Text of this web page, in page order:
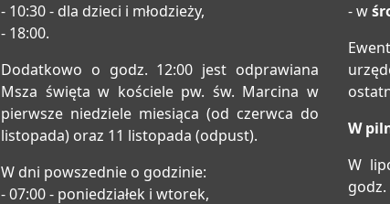
- 10:30 - dla dzieci i młodzieży,
- 18:00.
Dodatkowo o godz. 12:00 jest odprawiana
Msza święta w kościele pw. św. Marcina w
pierwsze niedziele miesiąca (od czerwca do
listopada) oraz 11 listopada (odpust).
W dni powszednie o godzinie:
- 07:00 - poniedziałek i wtorek,
- w
W
W
godz.